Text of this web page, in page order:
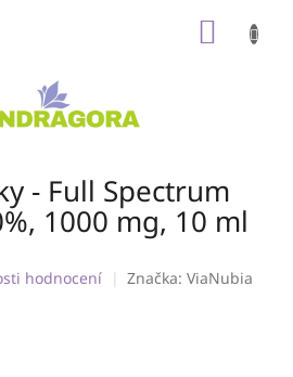
- Full Spectrum
1000 mg, 10 ml
hodnocení Značka: ViaNubia